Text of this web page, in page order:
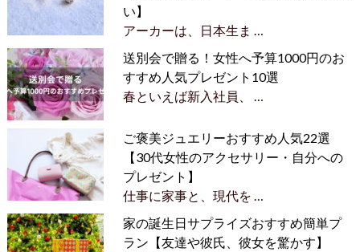
い】
アーカーは、日本生ま …
送別会で贈る！女性へ予算1000円のお
すすめ人気プレゼント10選
春といえば新入社員、 …
ご褒美ジュエリーおすすめ人気22選
【30代女性のアクセサリー・自分への
プレゼント】
仕事に家事と、現代を …
家の誕生日サプライズおすすめ簡単プ
ラン【友達や彼氏、彼女を驚かす】